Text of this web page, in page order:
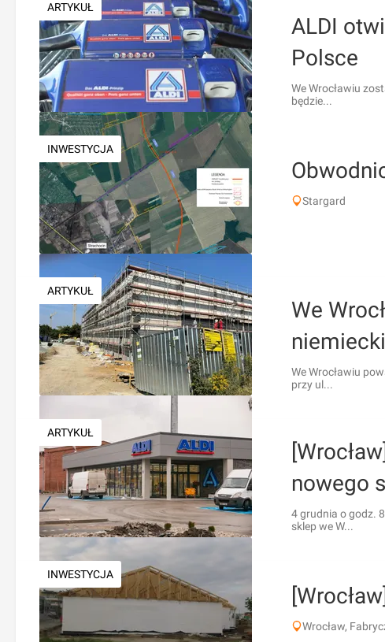
ARTYKUŁ
ALDI
Polsce
We Wrocławiu
będzie...
INWESTYCJA
Stargard
ARTYKUŁ
We
We Wrocławiu
przy ul...
ARTYKUŁ
nowego
4 grudnia o godz.
sklep we W...
INWESTYCJA
Wrocław,